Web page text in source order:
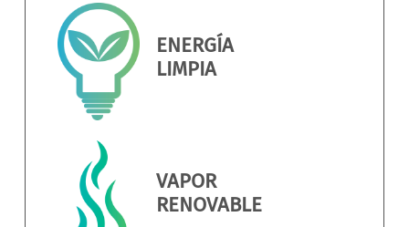
ENERGÍA
LIMPIA
VAPOR
RENOVABLE